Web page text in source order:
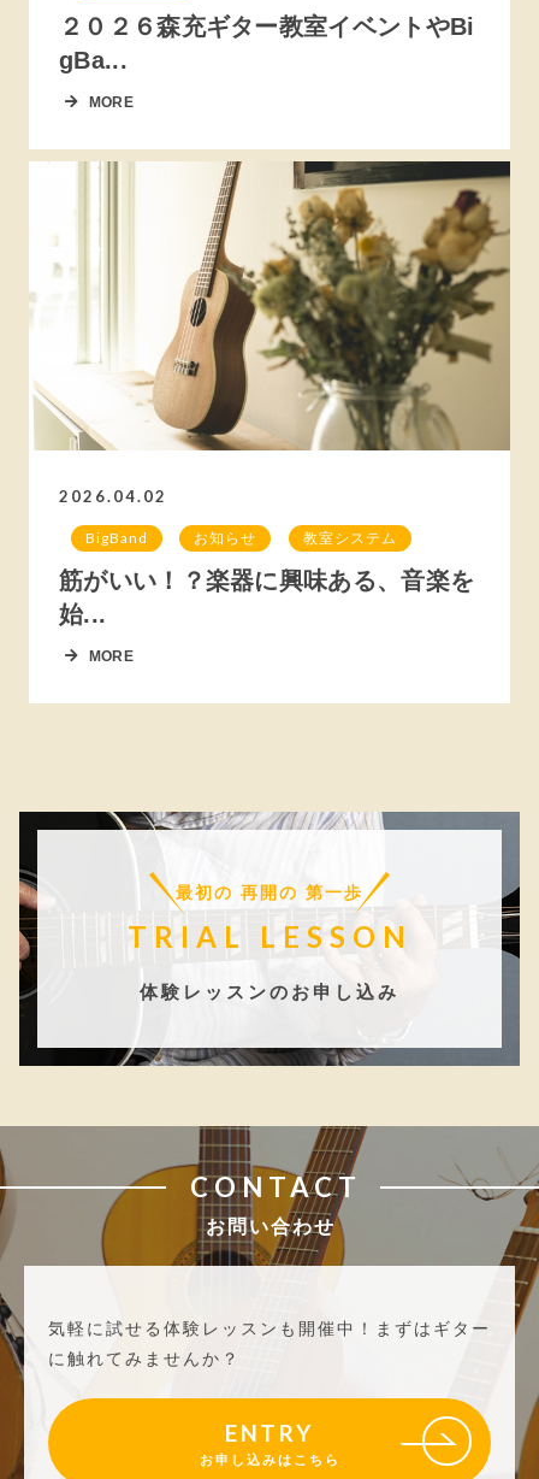
２０２６森充ギター教室イベントやBi
gBa...
MORE
2026.04.02
BigBand お知らせ 教室システム
筋がいい！？楽器に興味ある、音楽を
始...
MORE
最初の 再開の 第一歩
TRIAL LESSON
体験レッスンのお申し込み
CONTACT
お問い合わせ
気軽に試せる体験レッスンも開催中！
まずはギター
に触れてみませんか？
ENTRY
お申し込みはこちら